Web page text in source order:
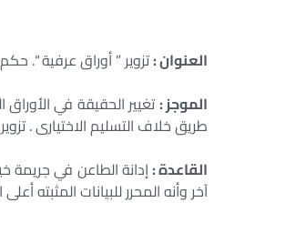
العنوان :تزوير ” أوراق عرفية “.
الموجز :تغيير الحقيقة في
طريق خلاف التسليم الاختيارى .
القاعدة :إدانة الطاعن في جريمة
آخر وأنه المحرر للبيانات المثبته